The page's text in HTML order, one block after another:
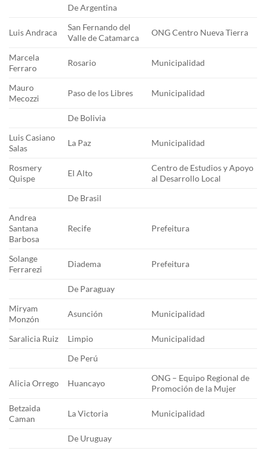
De Argentina
Luis Andraca
San Fernando del
Valle de Catamarca
ONG Centro Nueva Tierra
Marcela
Ferraro
Rosario Municipalidad
Mauro
Mecozzi
Paso de los Libres Municipalidad
De Bolivia
Luis Casiano
Salas
La Paz Municipalidad
Rosmery
Quispe
El Alto
Centro de Estudios y Apoyo
al Desarrollo Local
De Brasil
Andrea
Santana
Barbosa
Recife Prefeitura
Solange
Ferrarezi
Diadema Prefeitura
De Paraguay
Miryam
Monzón
Asunción Municipalidad
Saralicia Ruiz Limpio
Municipalidad
De Perú
Alicia Orrego Huancayo
ONG – Equipo Regional de
Promoción de la Mujer
Betzaida
Caman
La Victoria Municipalidad
De Uruguay